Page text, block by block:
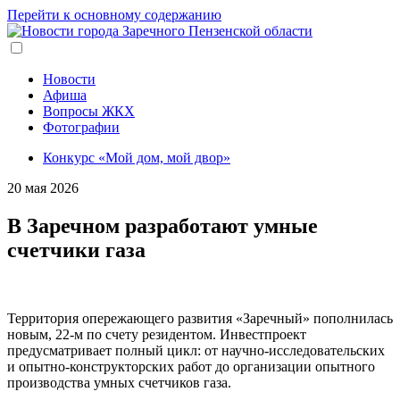
Перейти к основному содержанию
Новости
Афиша
Вопросы ЖКХ
Фотографии
Конкурс «Мой дом, мой двор»
20 мая 2026
В Заречном разработают умные
счетчики газа
Территория опережающего развития «Заречный» пополнилась
новым, 22-м по счету резидентом. Инвестпроект
предусматривает полный цикл: от научно-исследовательских
и опытно-конструкторских работ до организации опытного
производства умных счетчиков газа.